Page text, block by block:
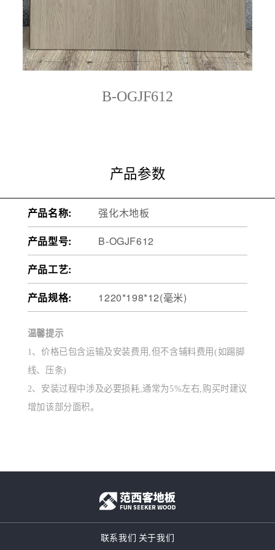
B-OGJF612
产品参数
产品名称:
强化木地板
产品型号:
B-OGJF612
产品工艺:
产品规格:
1220*198*12(毫米)
温馨提示
1、价格已包含运输及安装费用,但不含辅料费用(如踢脚
线、压条)
2、安装过程中涉及必要损耗,通常为5%左右,购买时建议
增加该部分面积。
联系我们 关于我们